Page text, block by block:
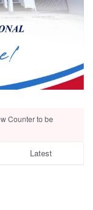
Counter to be
Latest